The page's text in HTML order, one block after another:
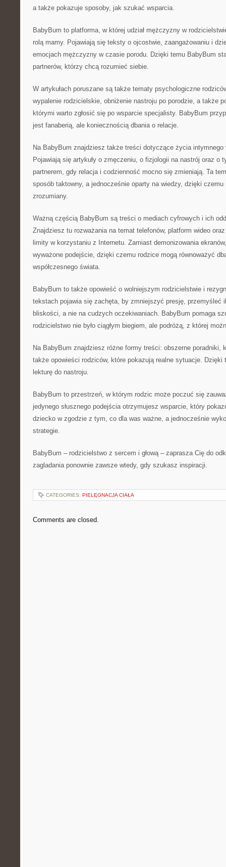
a także pokazuje sposoby, jak szukać wsparcia.
BabyBum to platforma, w której udział mężczyzny w
rolą mamy. Pojawiają się teksty o ojcostwie, zaangażowaniu i
emocjach mężczyzny w czasie porodu. Dzięki temu BabyBum
partnerów, którzy chcą rozumieć siebie.
W artykułach poruszane są także tematy psychologiczne
wypalenie rodzicielskie, obniżenie nastroju po porodzie, a także
którymi warto zgłosić się po wsparcie specjalisty. BabyBum
jest fanaberią, ale koniecznością dbania o relacje.
Na BabyBum znajdziesz także treści dotyczące życia
Pojawiają się artykuły o zmęczeniu, o fizjologii na nastrój oraz o
partnerem, gdy relacja i codzienność mocno się zmieniają. Ta
sposób taktowny, a jednocześnie oparty na wiedzy, dzięki
zrozumiany.
Ważną częścią BabyBum są treści o mediach cyfrowych i ich
Znajdziesz tu rozważania na temat telefonów, platform wideo
limity w korzystaniu z Internetu. Zamiast demonizowania
wyważone podejście, dzięki czemu rodzice mogą równoważyć
współczesnego świata.
BabyBum to także opowieść o wolniejszym rodzicielstwie i
tekstach pojawia się zachęta, by zmniejszyć presję, przemyśleć
bliskości, a nie na cudzych oczekiwaniach. BabyBum pomaga
rodzicielstwo nie było ciągłym biegiem, ale podróżą, z której
Na BabyBum znajdziesz różne formy treści: obszerne poradniki,
także opowieści rodziców, które pokazują realne sytuacje. Dzięki
lekturę do nastroju.
BabyBum to przestrzeń, w którym rodzic może poczuć się
jedynego słusznego podejścia otrzymujesz wsparcie, który
dziecko w zgodzie z tym, co dla was ważne, a jednocześnie
strategie.
BabyBum – rodzicielstwo z sercem i głową – zaprasza Cię do
zagladania ponownie zawsze wtedy, gdy szukasz inspiracji.
CATEGORIES: PIELĘGNACJA CIAŁA
Comments are closed.